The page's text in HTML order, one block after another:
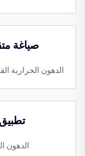
صياغة
الدهون الحرارية
الدهون